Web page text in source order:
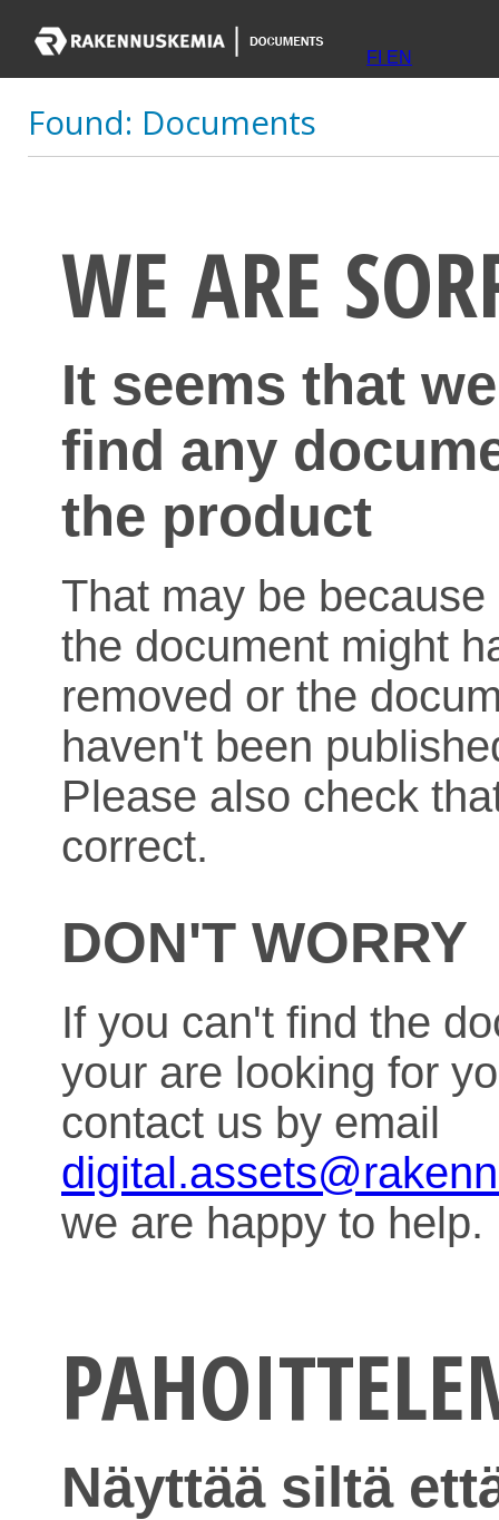
FI EN
Found: Documents
WE ARE
It seems that
find any
the product
That may be because
the document might
removed or the
haven't been
Please also check
correct.
DON'T WORRY
If you can't find the
your are looking for
contact us by email
we are happy to help.
Näyttää siltä